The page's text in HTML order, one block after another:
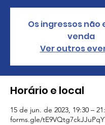
Os ingressos não
venda
Ver outros
Horário e local
15 de jun. de 2023, 19:30 –
forms.gle/